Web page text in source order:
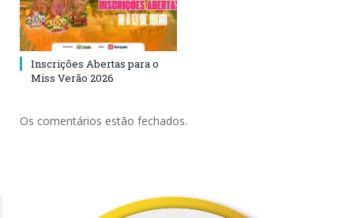
Inscrições Abertas para o
Miss Verão 2026
Os comentários estão fechados.